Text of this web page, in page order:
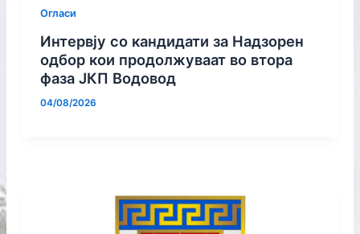
Огласи
Интервју со кандидати за Надзорен
одбор кои продолжуваат во втора
фаза ЈКП Водовод
04/08/2026